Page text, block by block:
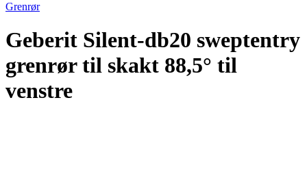
Grenrør
Geberit Silent-db20 sweptentry
grenrør til skakt 88,5° til
venstre